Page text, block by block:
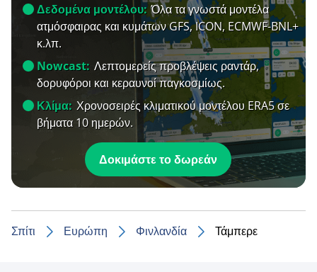
Δεδομένα μοντέλου: Όλα τα γνωστά μοντέλα
ατμόσφαιρας και κυμάτων GFS, ICON, ECMWF-BNL+
κ.λπ.
Nowcast: Λεπτομερείς προβλέψεις ραντάρ,
δορυφόροι και κεραυνοί παγκοσμίως.
Κλίμα: Χρονοσειρές κλιματικού μοντέλου ERA5 σε
βήματα 10 ημερών.
Δοκιμάστε το δωρεάν
Σπίτι Ευρώπη Φινλανδία Τάμπερε